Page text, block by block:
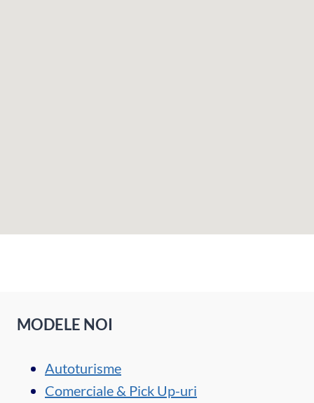
MODELE NOI
Autoturisme
Comerciale & Pick Up-uri